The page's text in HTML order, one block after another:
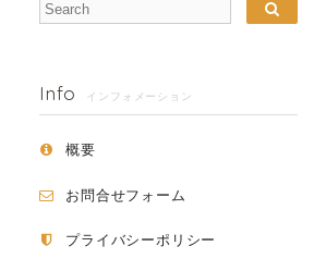
Info インフォメーション
概要
お問合せフォーム
プライバシーポリシー